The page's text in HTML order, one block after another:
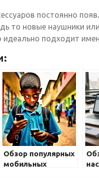
постоянно
то новые наушники
идеально подходит
Обзор популярных
мобильных